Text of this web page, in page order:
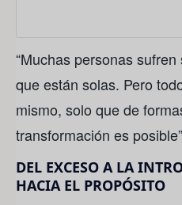
“Muchas personas
que están solas. Pero
mismo, solo que de
transformación es
DEL EXCESO A LA
HACIA EL PROPÓSITO